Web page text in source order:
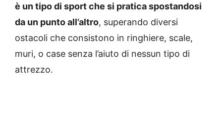
è un tipo di sport che si pratica spostandosi
da un punto all’altro, superando diversi
ostacoli che consistono in ringhiere, scale,
muri, o case senza l’aiuto di nessun tipo di
attrezzo.